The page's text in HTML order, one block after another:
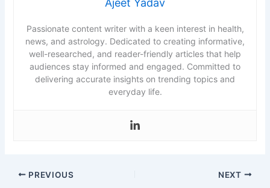
Ajeet Yadav
Passionate content writer with a keen interest in health,
news, and astrology. Dedicated to creating informative,
well-researched, and reader-friendly articles that help
audiences stay informed and engaged. Committed to
delivering accurate insights on trending topics and
everyday life.
PREVIOUS NEXT